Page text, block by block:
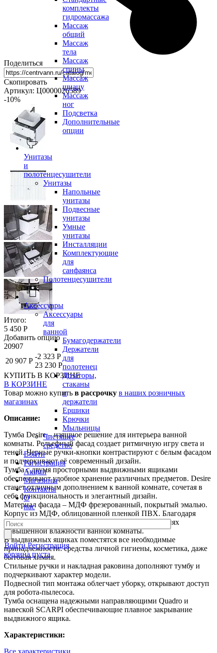
комплекты
гидромассажа
Массаж
общий
Массаж
тела
Массаж
спины
Массаж
шиацу
Массаж
ног
Подсветка
Дополнительные
опции
Унитазы
и
полотенцесушители
Унитазы
Напольные
унитазы
Подвесные
унитазы
Умные
унитазы
Инсталляции
Комплектующие
для
санфаянса
Полотенцесушители
Аксессуары
Аксессуары
для
ванной
Бумагодержатели
Держатели
для
полотенец
Дозаторы,
стаканы
и
держатели
Ершики
Крючки
Мыльницы
Чистящее
средство
Войти
Регистрация
Акции
Магазины
Контакты
О
нас
Войти Регистрация
корзина пуста
Поделиться
Скопировать
Артикул: Ц0000026589
-10%
Итого:
5 450 Р
Добавить опцию
20907
20 907 Р
-2 323 Р
23 230 Р
КУПИТЬ В КОРЗИНЕ
В КОРЗИНЕ
Товар можно купить в рассрочку в наших розничных
магазинах
Описание:
Тумба Desire – изящное решение для интерьера ванной
комнаты. Рельефный фасад создает ритмичную игру света и
теней. Черные ручки-кнопки контрастируют с белым фасадом
и подчеркивают её современный дизайн.
Тумба с двумя просторными выдвижными ящиками
обеспечивают удобное хранение различных предметов. Desire
станет отличным дополнением к ванной комнате, сочетая в
себе функциональность и элегантный дизайн.
Материал фасада – МДФ фрезерованный, покрытый эмалью.
Корпус из МДФ, облицованной пленкой ПВХ. Благодаря
этому тумба сохранит первозданный вид в условиях
повышенной влажности ванной комнаты.
В выдвижных ящиках поместятся все необходимые
принадлежности: средства личной гигиены, косметика, даже
бытовая химия.
Стильные ручки и накладная раковина дополняют тумбу и
подчеркивают характер модели.
Подвесной тип монтажа облегчает уборку, открывают доступ
для робота-пылесоса.
Тумба оснащена надежными направляющими Quadro и
навеской SCARPI обеспечивающие плавное закрывание
выдвижного ящика.
Характеристики:
Все характеристики